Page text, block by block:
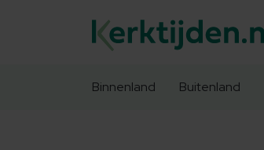
Binnenland Buitenland